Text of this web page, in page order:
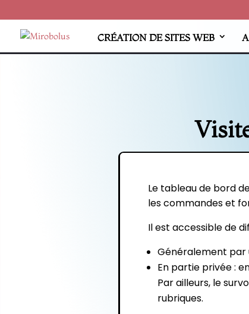
CRÉATION DE SITES WEB
Le tableau de bord
les commandes et
Il est accessible de
Généralement par
En partie privée :
Par ailleurs, le
rubriques.